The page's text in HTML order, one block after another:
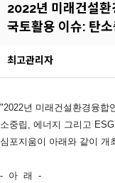
2022년 미래건설환
국토활용 이슈: 탄
최고관리자
"2022년 미래건설환경융
소중립, 에너지 그리고
심포지움이 아래와 같이 개
- 아 래 -